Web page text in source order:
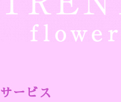
サービス